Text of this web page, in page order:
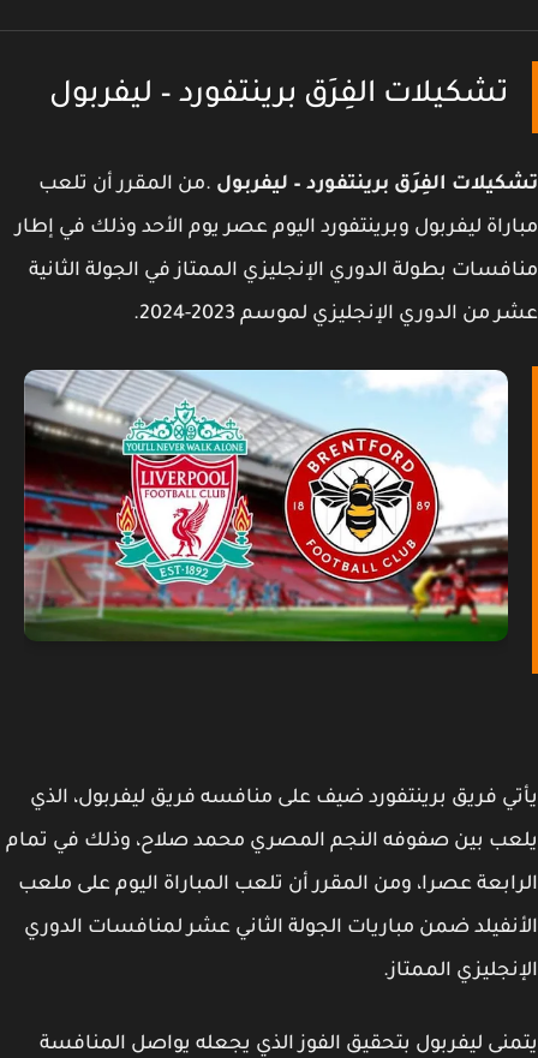
تشكيلات الفِرَق برينتفورد – ليفربول
الفِرَق برينتفورد – ليفربول.من المقرر أن تلعب
ليفربول وبرينتفورد اليوم عصر يوم الأحد وذلك في إطار
بطولة الدوري الإنجليزي الممتاز في الجولة الثانية
من الدوري الإنجليزي لموسم 2023-2024.
فريق برينتفورد ضيف على منافسه فريق ليفربول، الذي
بين صفوفه النجم المصري محمد صلاح، وذلك في تمام
عصرا، ومن المقرر أن تلعب المباراة اليوم على ملعب
ضمن مباريات الجولة الثاني عشر لمنافسات الدوري
الممتاز.
ليفربول بتحقيق الفوز الذي يجعله يواصل المنافسة